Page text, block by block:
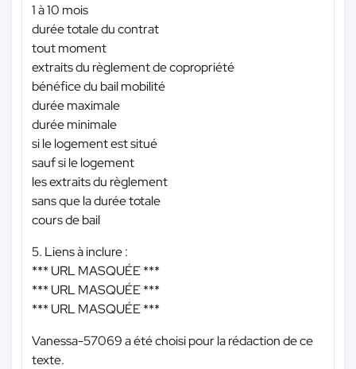
1 à 10 mois
durée totale du contrat
tout moment
extraits du règlement de copropriété
bénéfice du bail mobilité
durée maximale
durée minimale
si le logement est situé
sauf si le logement
les extraits du règlement
sans que la durée totale
cours de bail
5. Liens à inclure :
*** URL MASQUÉE ***
*** URL MASQUÉE ***
*** URL MASQUÉE ***
Vanessa-57069 a été choisi pour la rédaction de ce
texte.